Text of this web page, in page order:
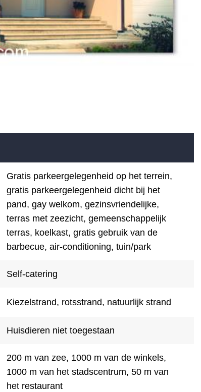
Gratis parkeergelegenheid op het terrein,
gratis parkeergelegenheid dicht bij het ​​
pand, gay welkom, gezinsvriendelijke,
terras met zeezicht, gemeenschappelijk
terras, koelkast, gratis gebruik van de
barbecue, air-conditioning, tuin/park
Self-catering
Kiezelstrand, rotsstrand, natuurlijk strand
Huisdieren niet toegestaan
200 m van zee, 1000 m van de winkels,
1000 m van het stadscentrum, 50 m van
het restaurant